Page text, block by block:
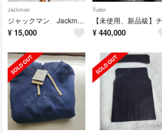
Jackman
ジャックマン Jackman ワッフルミッドネック JM7607
¥ 15,000
Tudor
¥ 440,000